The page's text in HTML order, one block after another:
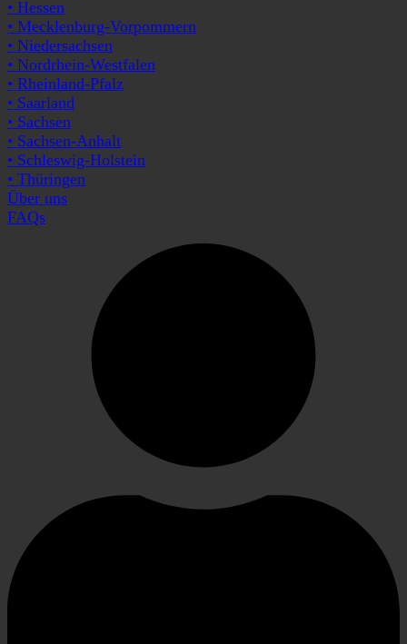
• Hessen
• Mecklenburg-Vorpommern
• Niedersachsen
• Nordrhein-Westfalen
• Rheinland-Pfalz
• Saarland
• Sachsen
• Sachsen-Anhalt
• Schleswig-Holstein
• Thüringen
Über uns
FAQs